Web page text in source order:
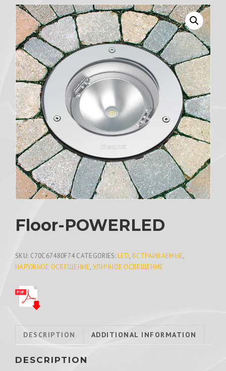
Floor-POWERLED
SKU: C70C67480F74 CATEGORIES:LED, ВСТРАИВАЕМЫЕ,
НАРУЖНОЕ ОСВЕЩЕНИЕ,УЛИЧНОЕ ОСВЕЩЕНИЕ
DESCRIPTION ADDITIONAL INFORMATION
DESCRIPTION